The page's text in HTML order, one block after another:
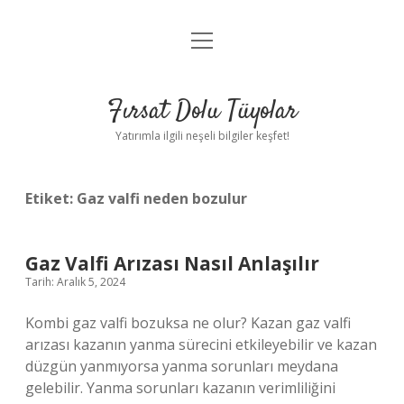
Gizlilik Politikası
Yasal Uyarı
menüyü
Fırsat Dolu Tüyolar
Yatırımla ilgili neşeli bilgiler keşfet!
Etiket: Gaz valfi neden bozulur
Gaz Valfi Arızası Nasıl Anlaşılır
Tarih: Aralık 5, 2024
Kombi gaz valfi bozuksa ne olur? Kazan gaz valfi
arızası kazanın yanma sürecini etkileyebilir ve kazan
düzgün yanmıyorsa yanma sorunları meydana
gelebilir. Yanma sorunları kazanın verimliliğini